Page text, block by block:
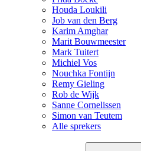
Houda Loukili
Job van den Berg
Karim Amghar
Marit Bouwmeester
Mark Tuitert
Michiel Vos
Nouchka Fontijn
Remy Gieling
Rob de Wijk
Sanne Cornelissen
Simon van Teutem
Alle sprekers